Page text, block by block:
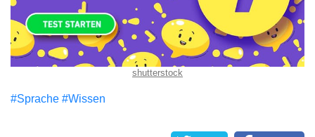
shutterstock
#Sprache #Wissen